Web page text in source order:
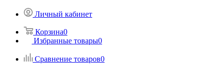
Личный кабинет
Корзина0
Избранные товары0
Сравнение товаров0